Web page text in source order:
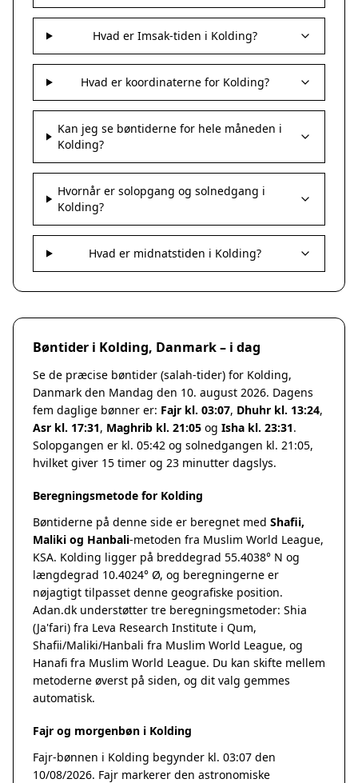
Hvad er Imsak-tiden i Kolding?
Hvad er koordinaterne for Kolding?
Kan jeg se bøntiderne for hele måneden i
Kolding?
Hvornår er solopgang og solnedgang i
Kolding?
Hvad er midnatstiden i Kolding?
Bøntider i Kolding, Danmark – i dag
Se de præcise bøntider (salah-tider) for Kolding,
Danmark den Mandag den 10. august 2026. Dagens
fem daglige bønner er: Fajr kl. 03:07, Dhuhr kl. 13:24,
Asr kl. 17:31, Maghrib kl. 21:05 og Isha kl. 23:31.
Solopgangen er kl. 05:42 og solnedgangen kl. 21:05,
hvilket giver 15 timer og 23 minutter dagslys.
Beregningsmetode for Kolding
Bøntiderne på denne side er beregnet med Shafii,
Maliki og Hanbali-metoden fra Muslim World League,
KSA. Kolding ligger på breddegrad 55.4038° N og
længdegrad 10.4024° Ø, og beregningerne er
nøjagtigt tilpasset denne geografiske position.
Adan.dk understøtter tre beregningsmetoder: Shia
(Ja'fari) fra Leva Research Institute i Qum,
Shafii/Maliki/Hanbali fra Muslim World League, og
Hanafi fra Muslim World League. Du kan skifte mellem
metoderne øverst på siden, og dit valg gemmes
automatisk.
Fajr og morgenbøn i Kolding
Fajr-bønnen i Kolding begynder kl. 03:07 den
10/08/2026. Fajr markerer den astronomiske